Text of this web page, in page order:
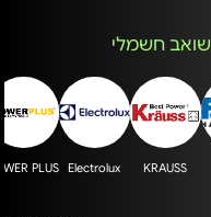
שואב חשמלי
KRAUSS
Electrolux
PLUS